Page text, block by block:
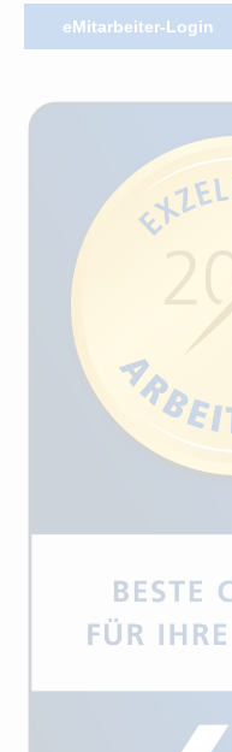
eMitarbeiter-Login